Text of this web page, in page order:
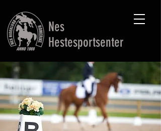
Nes
Hestesportsenter